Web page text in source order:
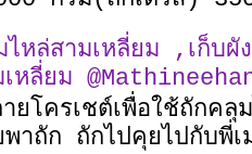
ไหล่สามเหลี่ยม ,เก็บผั
เหลี่ยม
ายโครเชต์เพื่อใช้ถักค
พาถัก ถักไปคุยไปกั